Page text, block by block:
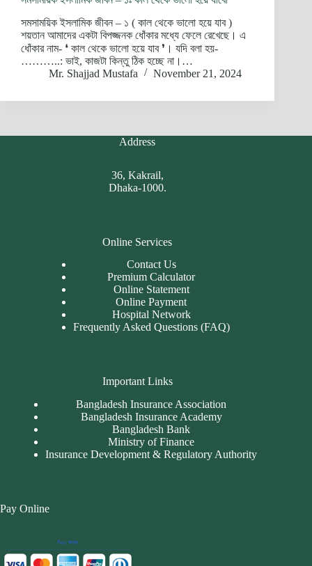
সমসাময়িক ইসলামিক জীবন – ১ ( কাল থেকে ভালো হয়ে যাব )
শয়তান আমাদের একটা বিপজ্জনক ধোঁকার মধ্যে ফেলে রেখেছে। এ
ধোঁকার নাম- ❛ কাল থেকে ভালো হয়ে যাব ❜। যদি বলা হয়-
………..: ভাই, কাজটা কিন্তু ঠিক হচ্ছে না।…
Mr. Shajjad Mustafa
November 21, 2024
Address
36, Kakrail,
Dhaka-1000.
Online Services
Contact Us
Premium Calculator
Online Statement
Online Payment
Hospital Network
Frequently Asked Questions (FAQ)
Important Links
Bangladesh Insurance Association
Bangladesh Insurance Academy
Bangladesh Bank
Ministry of Finance
Insurance Development & Regulatory Authority
Pay Online